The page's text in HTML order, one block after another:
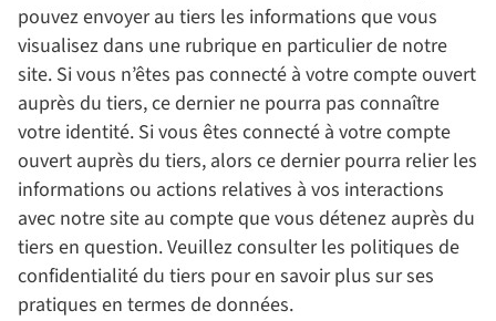
pouvez envoyer au tiers les informations que vous
visualisez dans une rubrique en particulier de notre
site. Si vous n’êtes pas connecté à votre compte ouvert
auprès du tiers, ce dernier ne pourra pas connaître
votre identité. Si vous êtes connecté à votre compte
ouvert auprès du tiers, alors ce dernier pourra relier les
informations ou actions relatives à vos interactions
avec notre site au compte que vous détenez auprès du
tiers en question. Veuillez consulter les politiques de
confidentialité du tiers pour en savoir plus sur ses
pratiques en termes de données.